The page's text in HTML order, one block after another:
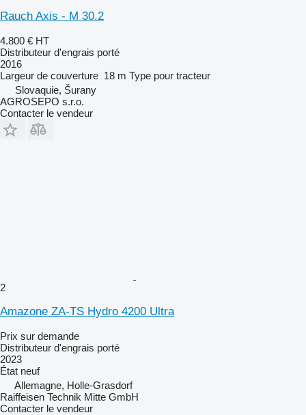
Rauch Axis - M 30.2
4.800 € HT
Distributeur d'engrais porté
2016
Largeur de couverture 18 m Type pour tracteur
Slovaquie, Šurany
AGROSEPO s.r.o.
Contacter le vendeur
2
Amazone ZA-TS Hydro 4200 Ultra
Prix sur demande
Distributeur d'engrais porté
2023
État neuf
Allemagne, Holle-Grasdorf
Raiffeisen Technik Mitte GmbH
Contacter le vendeur